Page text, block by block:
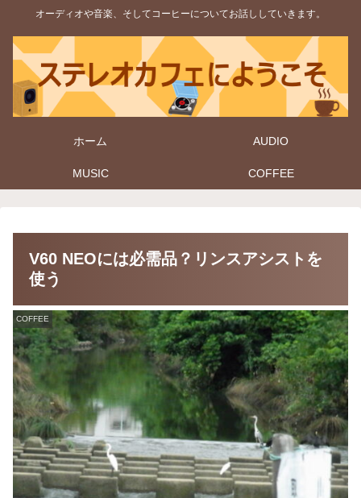
オーディオや音楽、そしてコーヒーについてお話ししていきます。
ホーム AUDIO
MUSIC COFFEE
V60 NEOには必需品？リンスアシストを
使う
COFFEE